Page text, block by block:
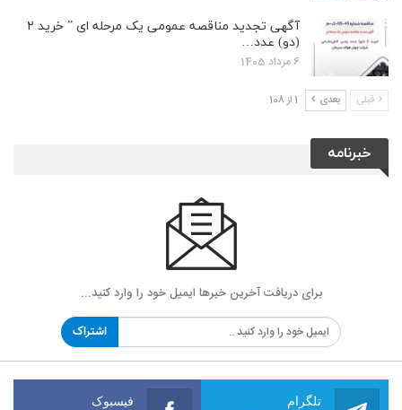
آگهی تجدید مناقصه عمومی یک مرحله ای ” خرید ۲
(دو) عدد…
6 مرداد 1405
قبلی بعدی 1 از 108
خبرنامه
برای دریافت آخرین خبرها ایمیل خود را وارد کنید...
اشتراک
تلگرام فیسبوک